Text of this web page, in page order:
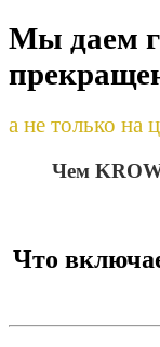
Мы даем
а не только на
Чем
Что